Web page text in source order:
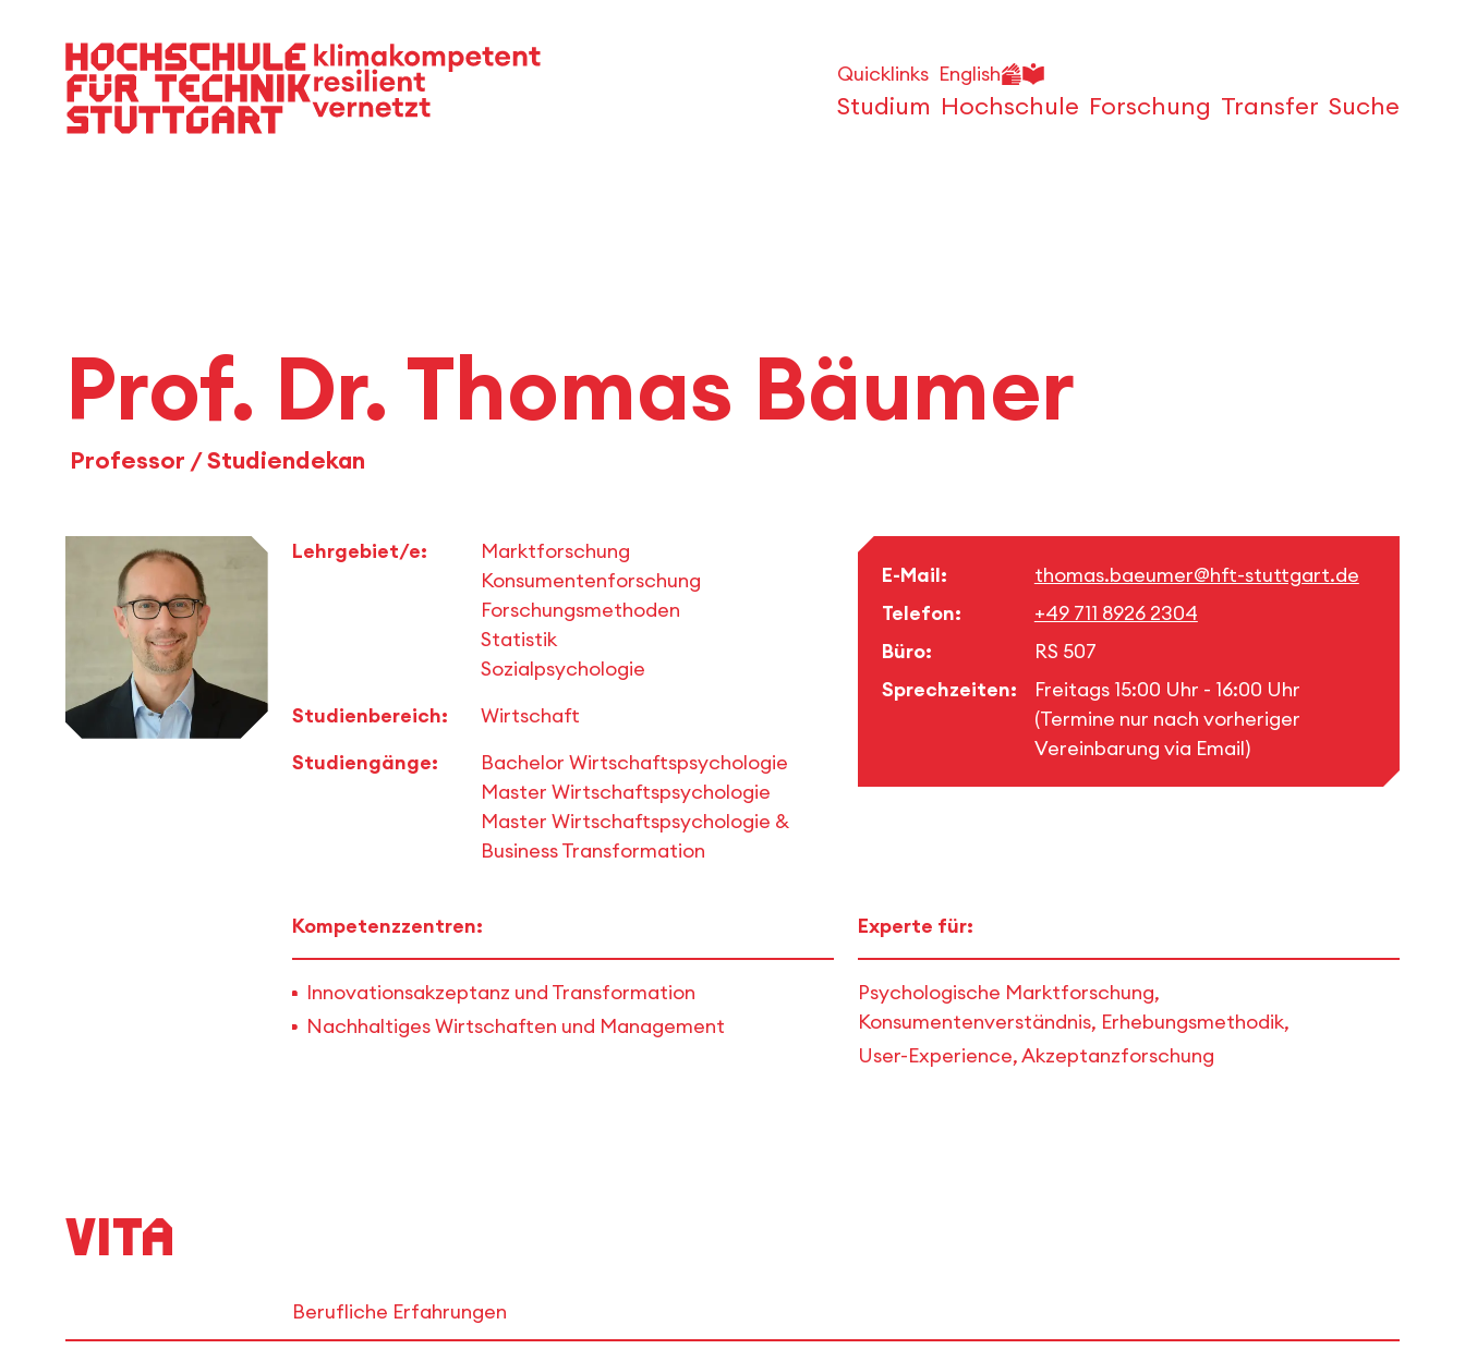
Hauptnavigation
Quicklinks English
Studium Hochschule Forschung Transfer Suche
Prof. Dr. Thomas Bäumer
Professor / Studiendekan
Lehrgebiet/e:
Marktforschung
Konsumentenforschung
Forschungsmethoden
Statistik
Sozialpsychologie
Studienbereich:
Wirtschaft
Studiengänge:
Bachelor Wirtschaftspsychologie
Master Wirtschaftspsychologie
Master Wirtschaftspsychologie &
Business Transformation
E-Mail:
thomas.baeumer@hft-stuttgart.de
Telefon:
+49 711 8926 2304
Büro:
RS 507
Sprechzeiten:
Freitags 15:00 Uhr - 16:00 Uhr
(Termine nur nach vorheriger
Vereinbarung via Email)
Kompetenzzentren:
Innovationsakzeptanz und Transformation
Nachhaltiges Wirtschaften und Management
Experte für:
Psychologische Marktforschung,
Konsumentenverständnis, Erhebungsmethodik,
User-Experience, Akzeptanzforschung
Vita
Berufliche Erfahrungen